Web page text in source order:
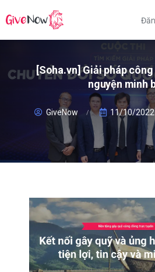
[Soha.vn] Giải pháp
nguyện minh
GiveNow 11/10/2022